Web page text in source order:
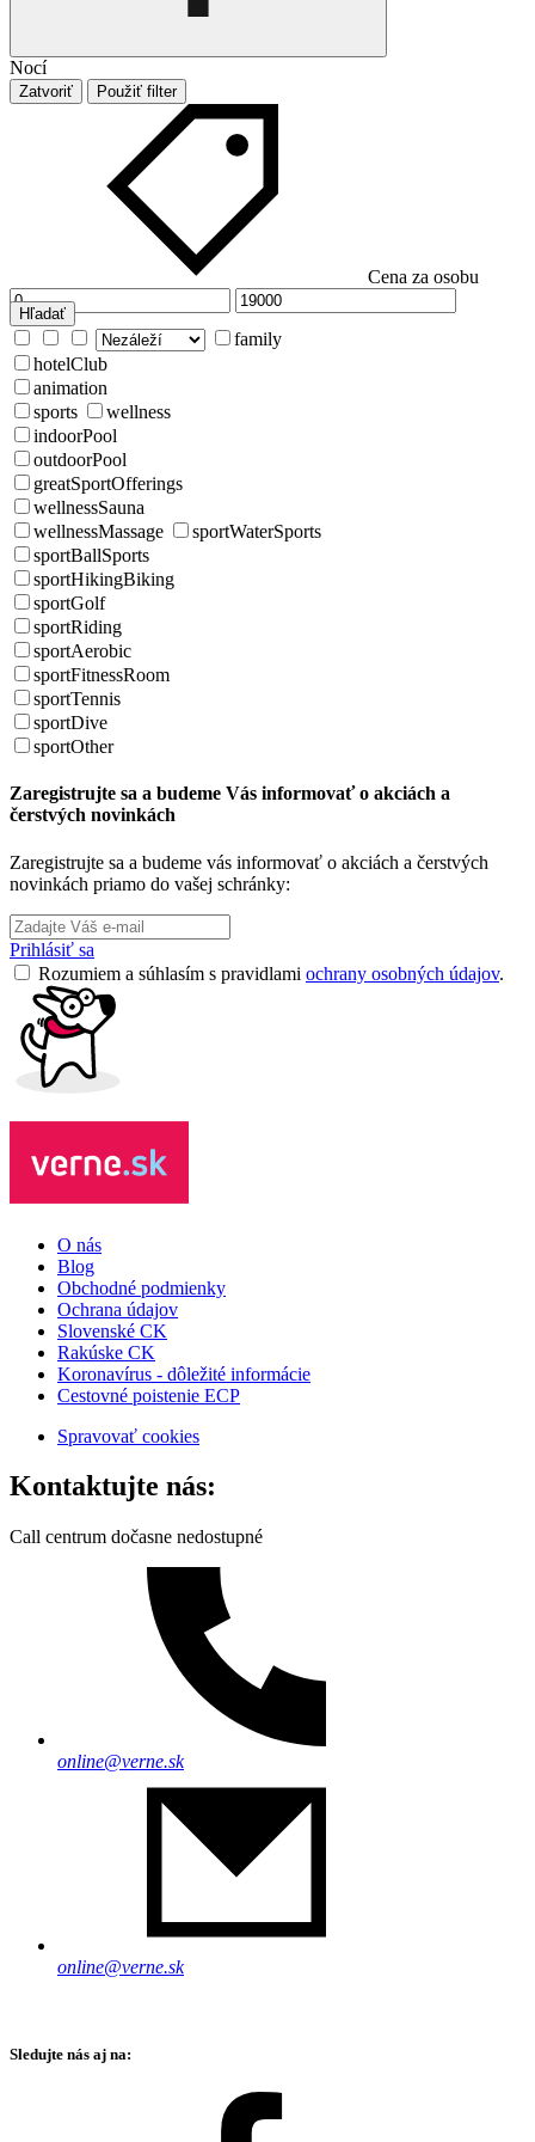
Nocí
Zatvoriť Použiť filter
Cena za osobu
Hľadať
family
hotelClub
animation
sports
wellness
indoorPool
outdoorPool
greatSportOfferings
wellnessSauna
wellnessMassage
sportWaterSports
sportBallSports
sportHikingBiking
sportGolf
sportRiding
sportAerobic
sportFitnessRoom
sportTennis
sportDive
sportOther
Zaregistrujte sa a budeme Vás informovať o akciách a
čerstvých novinkách
Zaregistrujte sa a budeme vás informovať o akciách a čerstvých
novinkách priamo do vašej schránky:
Prihlásiť sa
Rozumiem a súhlasím s pravidlami ochrany osobných údajov.
O nás
Blog
Obchodné podmienky
Ochrana údajov
Slovenské CK
Rakúske CK
Koronavírus - dôležité informácie
Cestovné poistenie ECP
Spravovať cookies
Kontaktujte nás:
Call centrum dočasne nedostupné
online@verne.sk
online@verne.sk
Sledujte nás aj na: